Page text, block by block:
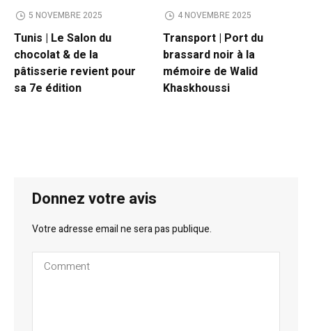
5 NOVEMBRE 2025
Tunis | Le Salon du
chocolat & de la
pâtisserie revient pour
sa 7e édition
4 NOVEMBRE 2025
Transport | Port du
brassard noir à la
mémoire de Walid
Khaskhoussi
Donnez votre avis
Votre adresse email ne sera pas publique.